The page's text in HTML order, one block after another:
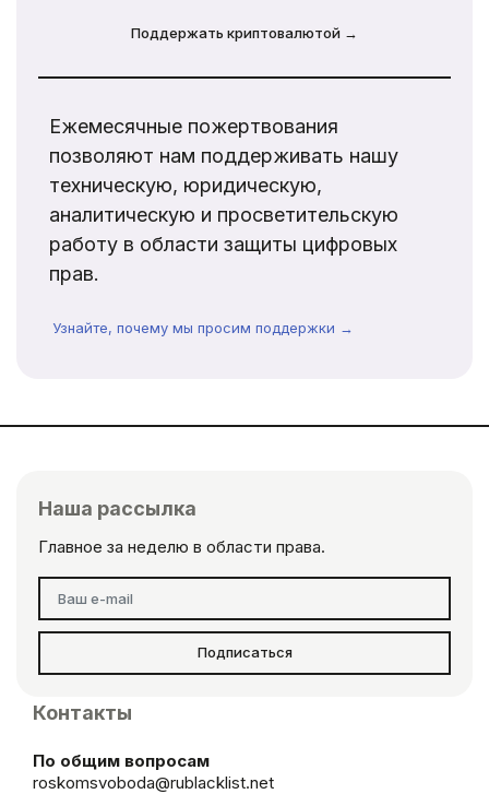
Поддержать криптовалютой →
Ежемесячные пожертвования
позволяют нам поддерживать нашу
техническую, юридическую,
аналитическую и просветительскую
работу в области защиты цифровых
прав.
Узнайте, почему мы просим поддержки →
Наша рассылка
Главное за неделю в области права.
Подписаться
Контакты
По общим вопросам
roskomsvoboda@rublacklist.net